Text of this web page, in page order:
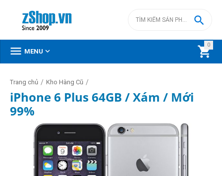
0


 MENU 
Trang chủ / Kho Hàng Cũ /
iPhone 6 Plus 64GB / Xám / Mới
99%